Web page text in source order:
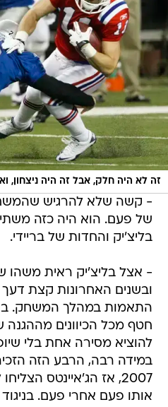
זה לא היה חלק, אבל זה היה ניצחון,
- קשה שלא להרגיש
של פעם. הוא היה כזה משתי
בליצ'יק והחדות של בריידי.
- אצל בליצ'יק ראית משהו
ובשנים האחרונות קצת דעך
התאמות במהלך המשחק.
חטף מכל הכיוונים מההגנה
להוציא מסירה אחת בלי
במידה רבה, הרבע הזה
2007, אז הג'איינטס
אותו פעם אחרי פעם.